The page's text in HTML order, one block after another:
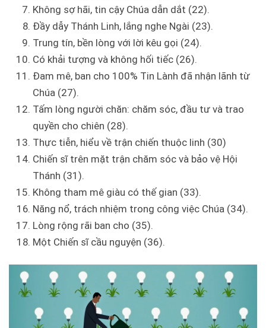
Không sợ hãi, tin cậy Chúa dẫn dắt (22).
Đầy dẫy Thánh Linh, lắng nghe Ngài (23).
Trung tín, bền lòng với lời kêu gọi (24).
Có khải tượng và không hối tiếc (26).
Đam mê, ban cho 100% Tin Lành đã nhận lãnh từ
Chúa (27).
Tấm lòng người chăn: chăm sóc, đầu tư và trao
quyền cho chiên (28).
Thực tiễn, hiểu về trận chiến thuộc linh (30)
Chiến sĩ trên mặt trận chăm sóc và bảo vệ Hội
Thánh (31).
Không tham mê giàu có thế gian (33).
Năng nổ, trách nhiệm trong công việc Chúa (34).
Lòng rộng rãi ban cho (35).
Một Chiến sĩ cầu nguyện (36).